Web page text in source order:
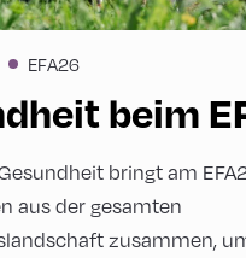
EFA26
beim
bringt am
aus der gesamten
zusammen,